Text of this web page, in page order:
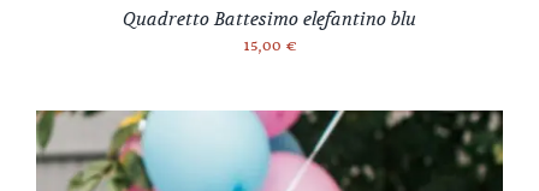
Quadretto Battesimo elefantino blu
15,00 €